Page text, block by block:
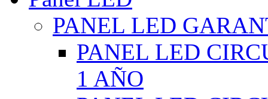
PANEL LED
PANEL LED
1 AÑO